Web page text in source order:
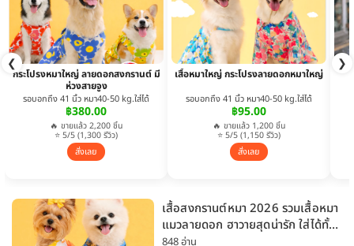
❮ ❯
กระโปรงหมาใหญ่ ลายดอกสงกรานต์ มี
ห่วงสายจูง
รอบอกถึง 41 นิ้ว หมา40-50 kg.ใส่ได้
฿380.00
🔥 ขายแล้ว 2,200 ชิ้น
⭐ 5/5 (1,300 รีวิว)
สั่งเลย
เสื้อหมาใหญ่ กระโปรงลายดอกหมาใหญ่
รอบอกถึง 41 นิ้ว หมา40-50 kg.ใส่ได้
฿95.00
🔥 ขายแล้ว 1,200 ชิ้น
⭐ 5/5 (1,150 รีวิว)
สั่งเลย
เสื้อสงกรานต์หมา 2026 รวมเสื้อหมา
แมวลายดอก ฮาวายสุดน่ารัก ใส่ได้ทั้ง
หมาเล็กและหมาใหญ่
848 อ่าน